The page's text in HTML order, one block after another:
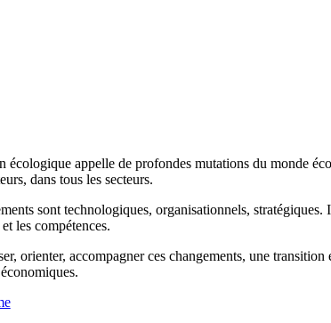
écologique appelle de profondes mutations du monde
dans tous les secteurs.
sont technologiques, organisationnels,
les compétences.
orienter, accompagner ces changements, une